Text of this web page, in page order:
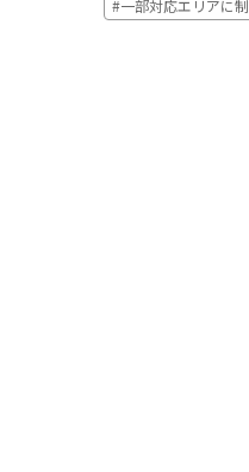
#一部対応エリアに